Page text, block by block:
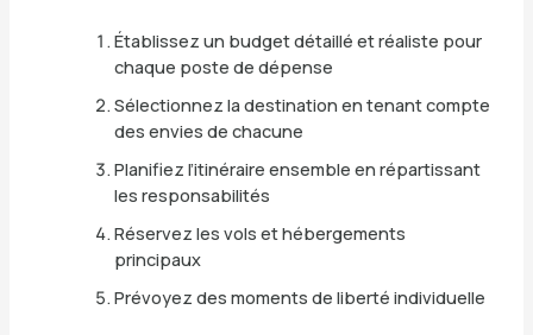
Établissez un budget détaillé et réaliste pour
chaque poste de dépense
Sélectionnez la destination en tenant compte
des envies de chacune
Planifiez l’itinéraire ensemble en répartissant
les responsabilités
Réservez les vols et hébergements
principaux
Prévoyez des moments de liberté individuelle